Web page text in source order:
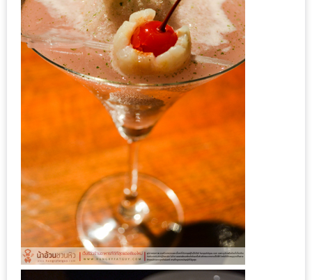
อาหาร
มูลค่า
1,000
บาท
ฟรี
วัน
แม่
สุด
พิเศษ
โปร
โม